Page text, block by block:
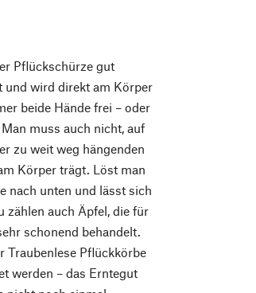
Pflückschürze gut
und wird direkt am Körper
beide Hände frei – oder
muss auch nicht, auf
zu weit weg hängenden
Körper trägt. Löst man
nach unten und lässt sich
zählen auch Äpfel, die für
schonend behandelt.
Traubenlese Pflückkörbe
werden – das Erntegut